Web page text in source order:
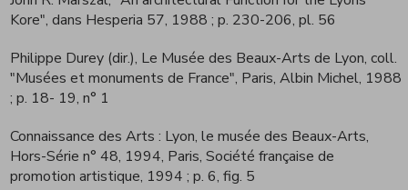
Kore", dans Hesperia 57, 1988; p. 230-206, pl. 56
Philippe Durey (dir.), Le Musée des Beaux-Arts de Lyon, coll.
"Musées et monuments de France", Paris, Albin Michel, 1988
; p. 18- 19, n° 1
Connaissance des Arts : Lyon, le musée des Beaux-Arts,
Hors-Série n° 48, 1994, Paris, Société française de
promotion artistique, 1994; p. 6, fig. 5